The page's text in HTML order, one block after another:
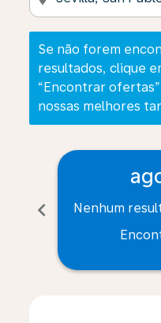
Se não forem
resultados, clique
“Encontrar
nossas melhores
chevron_left
Nenhum